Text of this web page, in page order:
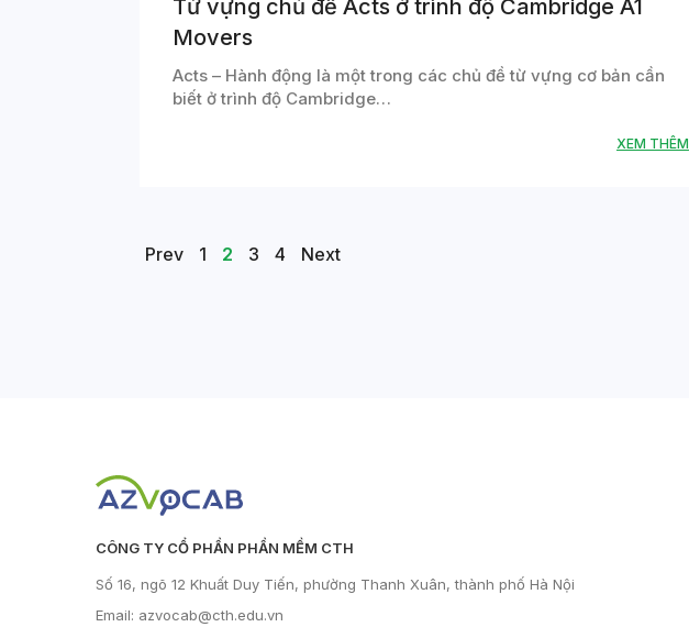
Từ vựng chủ đề Acts ở trình độ Cambridge A1
Movers
Acts – Hành động là một trong các chủ đề từ vựng cơ bản cần
biết ở trình độ Cambridge…
XEM THÊM
Posts
Prev Page
1 Page
2 Page
3 Page
4 Next
CÔNG TY CỔ PHẦN PHẦN MỀM CTH
Số 16, ngõ 12 Khuất Duy Tiến, phường Thanh Xuân, thành phố Hà Nội
Email: azvocab@cth.edu.vn